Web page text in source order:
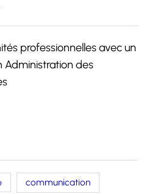
professionnelles avec un
Administration des
communication